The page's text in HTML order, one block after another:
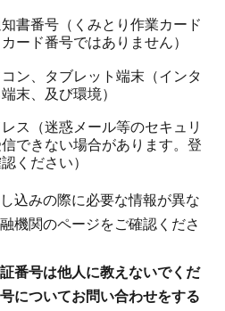
書番号（くみとり作業カード
ード番号ではありません）
ン、タブレット端末（インタ
末、及び環境）
ス（迷惑メール等のセキュリ
できない場合があります。登
ください）
込みの際に必要な情報が異な
機関のページをご確認くださ
番号は他人に教えないでくだ
についてお問い合わせをする